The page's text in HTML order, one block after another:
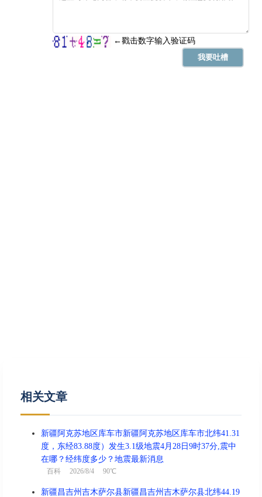
相关文章
新疆阿克苏地区库车市新疆阿克苏地区库车市北纬41.31
度，东经83.88度）发生3.1级地震4月28日9时37分,震中
在哪？经纬度多少？地震最新消息
百科 2026/8/4 90℃
新疆昌吉州吉木萨尔县新疆昌吉州吉木萨尔县北纬44.19